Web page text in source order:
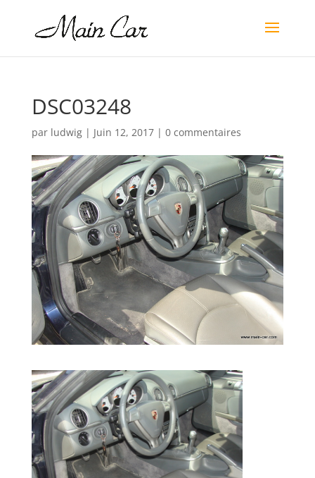
DSC03248
par ludwig| Juin 12, 2017| 0 commentaires